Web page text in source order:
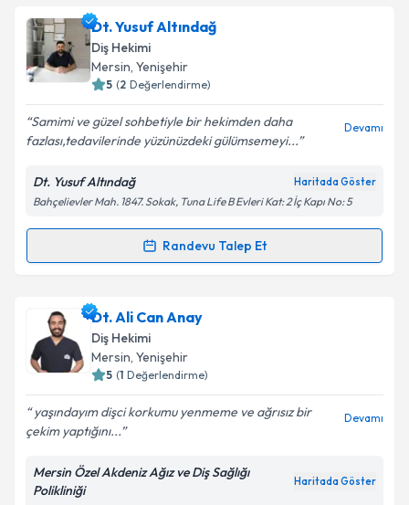
Uzm. Dt. İnan Küremiçin randevu takvimi talebi
oluşturun. Size bu uzmandan randevu almanız için bir
takvim hazırlandığında e-posta ile bilgilendireceğiz.
Kişisel verilerimin işlenmesine ilişkin
Aydınlatma
Metni 'ni okudum ve kişisel verilerimin belirtilen
kapsamda işlenmesini kabul ediyorum.
Dt. Yusuf Altındağ
Diş Hekimi
Mersin, Yenişehir
5 (2 Değerlendirme)
Samimi ve güzel sohbetiyle bir hekimden daha
fazlası,tedavilerinde yüzünüzdeki gülümsemeyi...
Devamı
Dt. Yusuf Altındağ Haritada Göster
Bahçelievler Mah. 1847. Sokak, Tuna Life B Evleri Kat: 2 İç Kapı No: 5
Randevu Talep Et
Randevu Takvimi Talebi
Dt. Yusuf Altındağiçin randevu takvimi talebi
oluşturun. Size bu uzmandan randevu almanız için bir
takvim hazırlandığında e-posta ile bilgilendireceğiz.
Kişisel verilerimin işlenmesine ilişkin
Aydınlatma
Dt. Ali Can Anay
Diş Hekimi
Mersin, Yenişehir
5 (1 Değerlendirme)
yaşındayım dişci korkumu yenmeme ve ağrısız bir
çekim yaptığını...
Devamı
Mersin Özel Akdeniz Ağız ve Diş Sağlığı
Polikliniği
Haritada Göster